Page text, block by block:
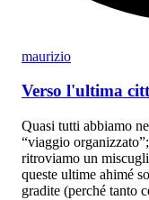
maurizio
Verso l'ultima
Quasi tutti abbiamo
“viaggio
ritroviamo un
queste ultime ahimé
gradite (perché tanto